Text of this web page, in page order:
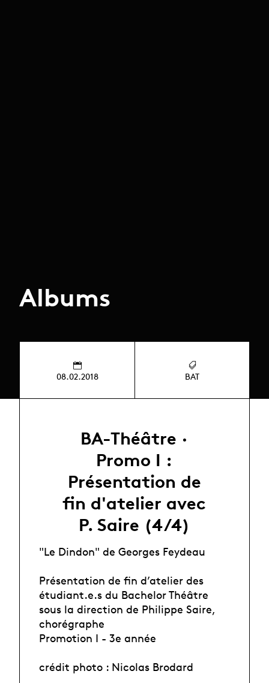
Albums
08.02.2018 BAT
BA-Théâtre ·
Promo I :
Présentation de
fin d'atelier avec
P. Saire (4/4)
"Le Dindon" de Georges Feydeau
Présentation de fin d’atelier des
étudiant.e.s du Bachelor Théâtre
sous la direction de Philippe Saire,
chorégraphe
Promotion I - 3e année
crédit photo : Nicolas Brodard